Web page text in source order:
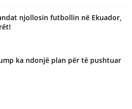
njollosin futbollin në Ekuador,
ka ndonjë plan për të pushtuar